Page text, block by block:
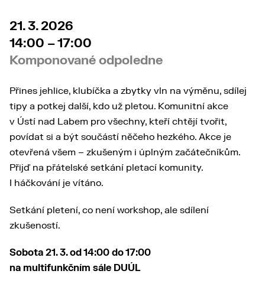
21. 3. 2026
14:00 – 17:00
Komponované odpoledne
Přines jehlice, klubíčka a zbytky vln na výměnu, sdílej
tipy a potkej další, kdo už pletou. Komunitní akce
v Ústí nad Labem pro všechny, kteří chtějí tvořit,
povídat si a být součástí něčeho hezkého. Akce je
otevřená všem – zkušeným i úplným začátečníkům.
Přijď na přátelské setkání pletací komunity.
I háčkování je vítáno.
Setkání pletení, co není workshop, ale sdílení
zkušeností.
Sobota 21. 3. od 14:00 do 17:00
na multifunkčním sále DUÚL